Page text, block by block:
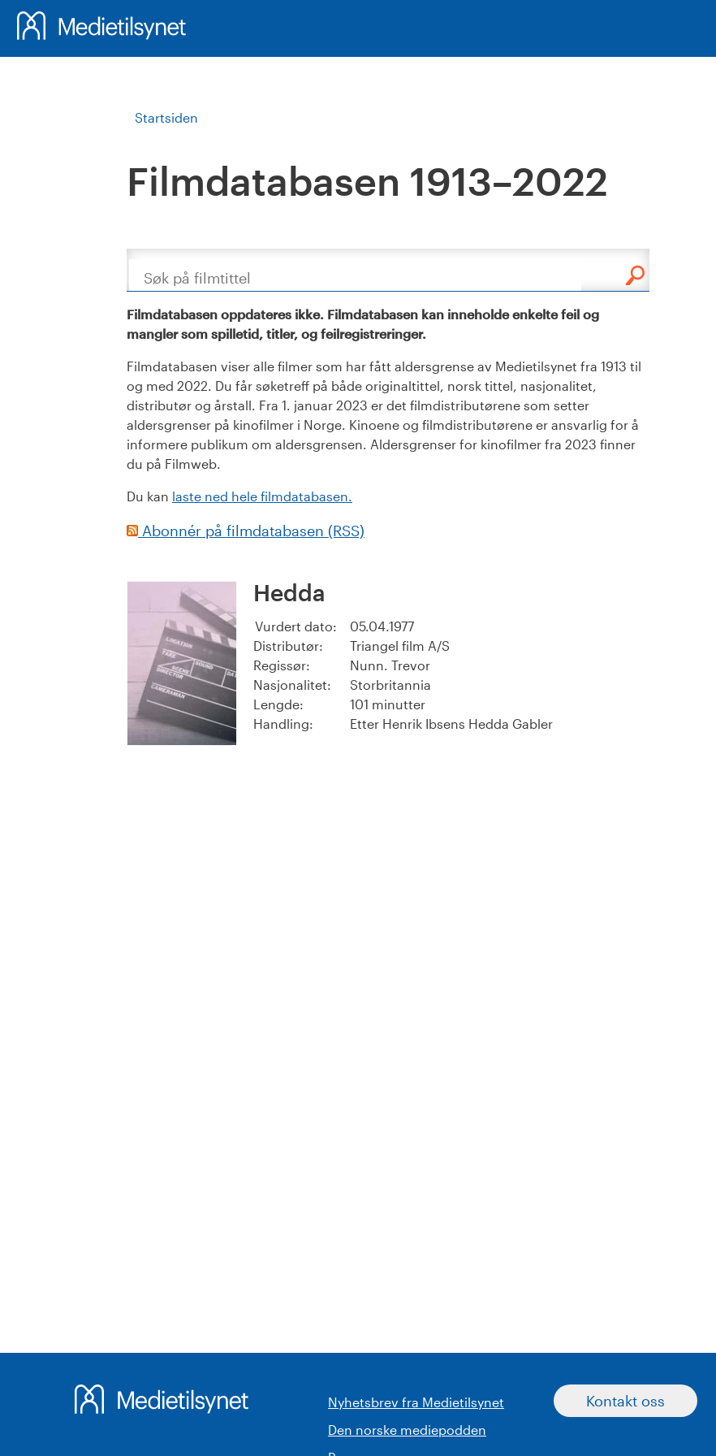
Startsiden
Filmdatabasen 1913–2022
Søk
Filmdatabasen oppdateres ikke. Filmdatabasen kan inneholde enkelte feil og
mangler som spilletid, titler, og feilregistreringer.
Filmdatabasen viser alle filmer som har fått aldersgrense av Medietilsynet fra 1913 til
og med 2022. Du får søketreff på både originaltittel, norsk tittel, nasjonalitet,
distributør og årstall. Fra 1. januar 2023 er det filmdistributørene som setter
aldersgrenser på kinofilmer i Norge. Kinoene og filmdistributørene er ansvarlig for å
informere publikum om aldersgrensen. Aldersgrenser for kinofilmer fra 2023 finner
du på Filmweb.
Du kan laste ned hele filmdatabasen.
Abonnér på filmdatabasen (RSS)
Hedda
Vurdert dato:
05.04.1977
Distributør:
Triangel film A/S
Regissør:
Nunn. Trevor
Nasjonalitet:
Storbritannia
Lengde:
101 minutter
Handling:
Etter Henrik Ibsens Hedda Gabler
Nyhetsbrev fra Medietilsynet
Den norske mediepodden
Kontakt oss